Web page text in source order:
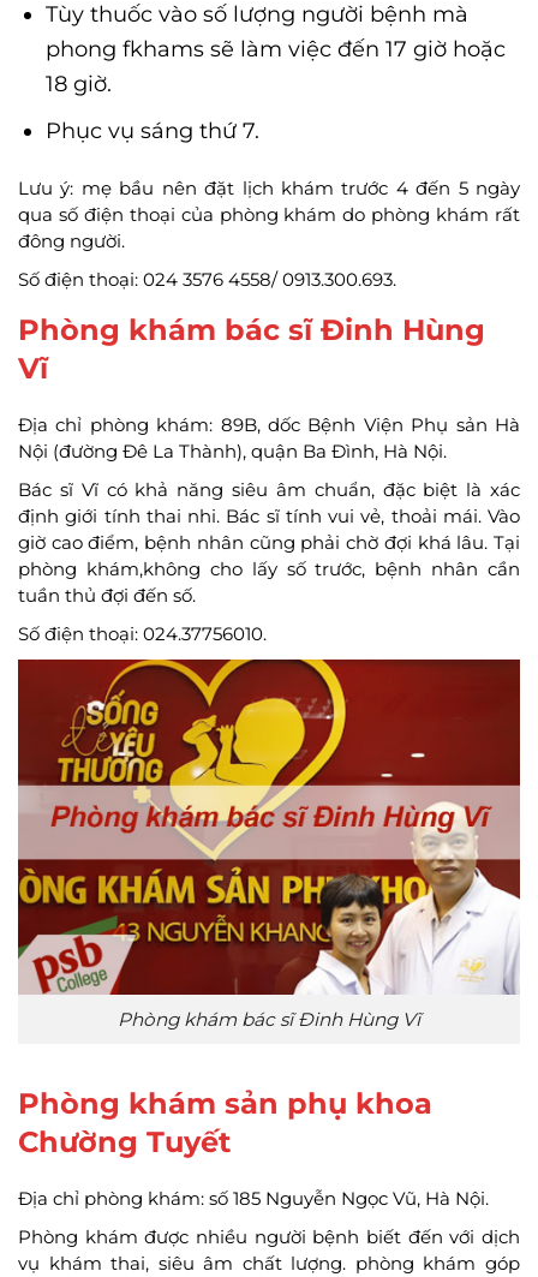
Tùy thuốc vào số lượng người bệnh mà
phong fkhams sẽ làm việc đến 17 giờ hoặc
18 giờ.
Phục vụ sáng thứ 7.
Lưu ý: mẹ bầu nên đặt lịch khám trước 4 đến 5 ngày
qua số điện thoại của phòng khám do phòng khám rất
đông người.
Số điện thoại: 024 3576 4558/ 0913.300.693.
Phòng khám bác sĩ Đinh Hùng
Vĩ
Địa chỉ phòng khám: 89B, dốc Bệnh Viện Phụ sản Hà
Nội (đường Đê La Thành), quận Ba Đình, Hà Nội.
Bác sĩ Vĩ có khả năng siêu âm chuẩn, đặc biệt là xác
định giới tính thai nhi. Bác sĩ tính vui vẻ, thoải mái. Vào
giờ cao điểm, bệnh nhân cũng phải chờ đợi khá lâu. Tại
phòng khám,không cho lấy số trước, bệnh nhân cần
tuần thủ đợi đến số.
Số điện thoại: 024.37756010.
Phòng khám bác sĩ Đinh Hùng Vĩ
Phòng khám sản phụ khoa
Chường Tuyết
Địa chỉ phòng khám: số 185 Nguyễn Ngọc Vũ, Hà Nội.
Phòng khám được nhiều người bệnh biết đến với dịch
vụ khám thai, siêu âm chất lượng. phòng khám góp